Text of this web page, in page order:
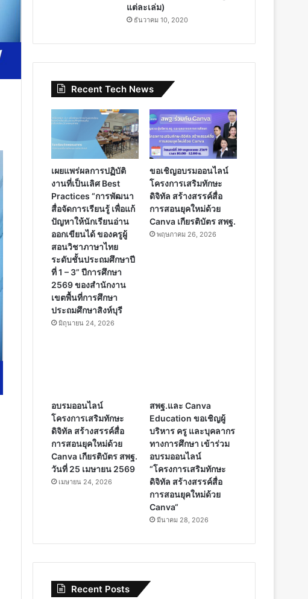
แต่ละเล่ม)
ธันวาคม 10, 2020
Recent Tech News
เผยแพร่ผลการปฏิบัติ
งานที่เป็นเลิศ Best
Practices “การพัฒนา
สื่อจัดการเรียนรู้ เพื่อแก้
ปัญหาให้นักเรียนอ่าน
ออกเขียนได้ ของครูผู้
สอนวิชาภาษาไทย
ระดับชั้นประถมศึกษาปี
ที่ 1 – 3” ปีการศึกษา
2569 ของสำนักงาน
เขตพื้นที่การศึกษา
ประถมศึกษาสิงห์บุรี
มิถุนายน 24, 2026
ขอเชิญอบรมออนไลน์
โครงการเสริมทักษะ
ดิจิทัล สร้างสรรค์สื่อ
การสอนยุคใหม่ด้วย
Canva เกียรติบัตร สพฐ.
พฤษภาคม 26, 2026
อบรมออนไลน์
โครงการเสริมทักษะ
ดิจิทัล สร้างสรรค์สื่อ
การสอนยุคใหม่ด้วย
Canva เกียรติบัตร สพฐ.
วันที่ 25 เมษายน 2569
เมษายน 24, 2026
สพฐ.และ Canva
Education ขอเชิญผู้
บริหาร ครู และบุคลากร
ทางการศึกษา เข้าร่วม
อบรมออนไลน์
“โครงการเสริมทักษะ
ดิจิทัล สร้างสรรค์สื่อ
การสอนยุคใหม่ด้วย
Canva“
มีนาคม 28, 2026
Recent Posts